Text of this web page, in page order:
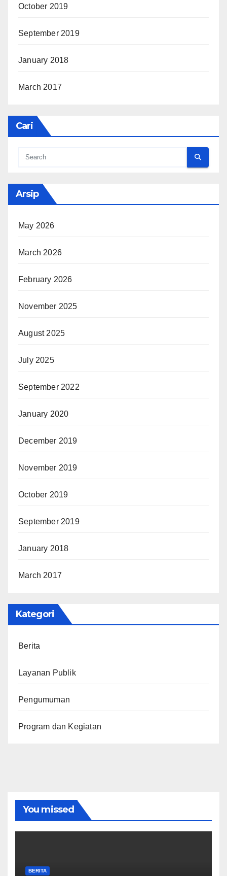
October 2019
September 2019
January 2018
March 2017
Cari
Arsip
May 2026
March 2026
February 2026
November 2025
August 2025
July 2025
September 2022
January 2020
December 2019
November 2019
October 2019
September 2019
January 2018
March 2017
Kategori
Berita
Layanan Publik
Pengumuman
Program dan Kegiatan
You missed
BERITA